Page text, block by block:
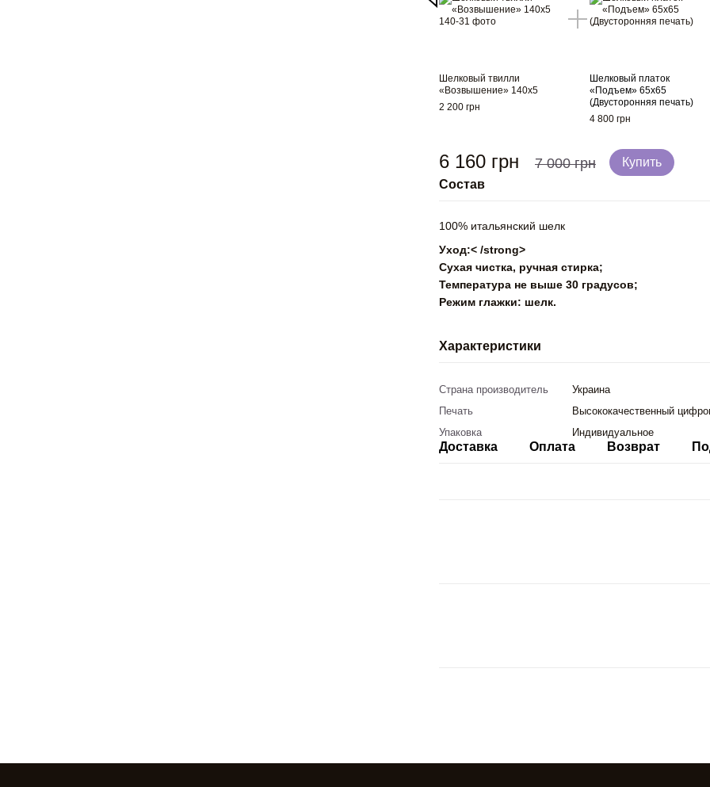
Шелковый твилли
«Возвышение» 140x5
2 200 грн
Шелковый платок
«Подъем» 65x65
(Двусторонняя печать)
4 800 грн
6 160 грн 7 000 грн Купить
Состав
100% итальянский шелк
Уход:< /strong>
Сухая чистка, ручная стирка;
Температура не выше 30 градусов;
Режим глажки: шелк.
Характеристики
Страна производитель
Украина
Печать
Высококачественный
Упаковка
Индивидуальное
Доставка Оплата Возврат